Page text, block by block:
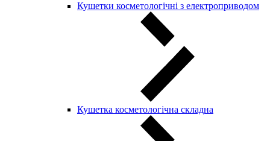
Кушетки косметологічні з електроприводом
Кушетка косметологічна складна